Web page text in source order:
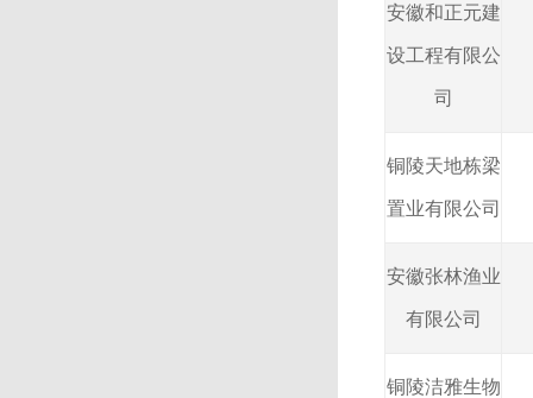
安徽和正元建
设工程有限公
司
铜陵天地栋梁
置业有限公司
安徽张林渔业
有限公司
铜陵洁雅生物